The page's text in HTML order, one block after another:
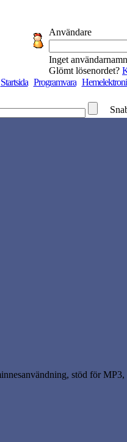
Användare
Inget
Glömt lösenordet?
Startsida Programvara
stöd för